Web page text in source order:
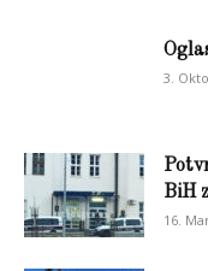
3.
BiH
16.